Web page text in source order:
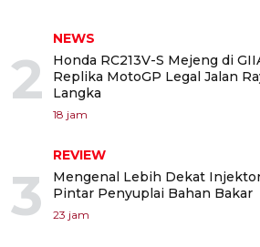
2
NEWS
Honda RC213V-S Mejeng di
Replika MotoGP Legal Jalan
Langka
18 jam
3
REVIEW
Mengenal Lebih Dekat
Pintar Penyuplai Bahan Bakar
23 jam